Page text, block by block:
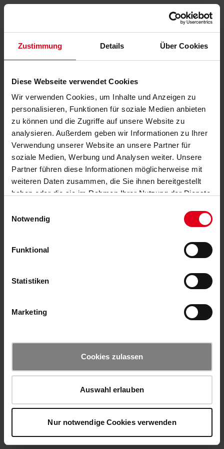
Zustimmung Details Über Cookies
Diese Webseite verwendet Cookies
Wir verwenden Cookies, um Inhalte und Anzeigen zu
personalisieren, Funktionen für soziale Medien anbieten
zu können und die Zugriffe auf unsere Website zu
analysieren. Außerdem geben wir Informationen zu Ihrer
Verwendung unserer Website an unsere Partner für
soziale Medien, Werbung und Analysen weiter. Unsere
Partner führen diese Informationen möglicherweise mit
weiteren Daten zusammen, die Sie ihnen bereitgestellt
haben oder die sie im Rahmen Ihrer Nutzung der Dienste
Notwendig
Funktional
Statistiken
Marketing
Cookies zulassen
Auswahl erlauben
Nur notwendige Cookies verwenden